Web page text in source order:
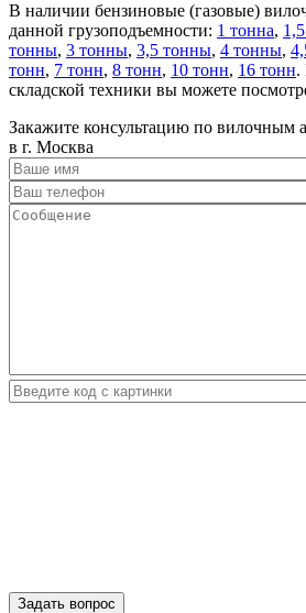
В наличии бензиновые (газовые)
данной грузоподъемности: 1 тонна,
тонны, 3 тонны, 3,5 тонны, 4 тонны,
тонн, 7 тонн, 8 тонн, 10 тонн, 16 тонн.
складской техники вы можете
Закажите консультацию по вилочным
в г. Москва